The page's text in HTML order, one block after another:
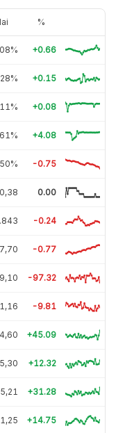
%
+0.66
+0.15
+0.08
+4.08
-0.75
0,38 0.00
-0.24
-0.77
-97.32
1,16 -9.81
4,60 +45.09
+12.32
+31.28
1,25 +14.75